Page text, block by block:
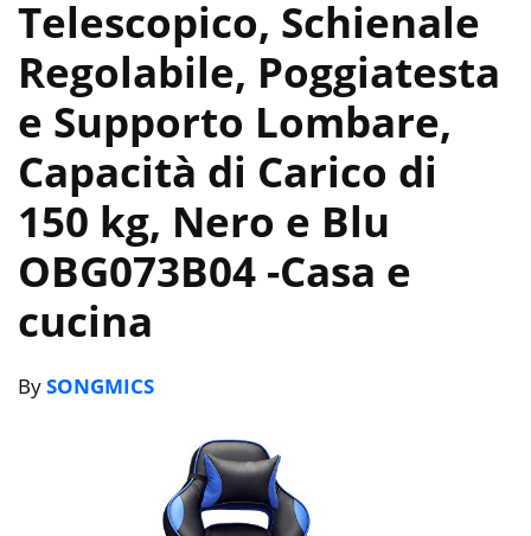
Telescopico, Schienale
Regolabile, Poggiatesta
e Supporto Lombare,
Capacità di Carico di
150 kg, Nero e Blu
OBG073B04 -Casa e
cucina
BySONGMICS